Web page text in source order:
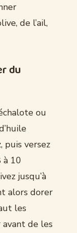
de l’ail,
du
ou
puis versez
à 10
jusqu’à
alors dorer
les
avant de les